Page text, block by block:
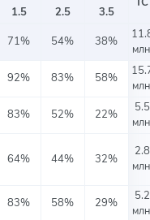
1.5
2.5
3.5
71% 54% 38%
92% 83% 58%
83% 52% 22%
5.5
64% 44% 32%
2.8
83% 58% 29%
5.2